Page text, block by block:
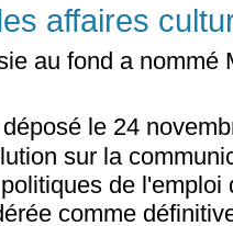
affaires
au fond a nommé
déposé le 24
sur la
de
comme